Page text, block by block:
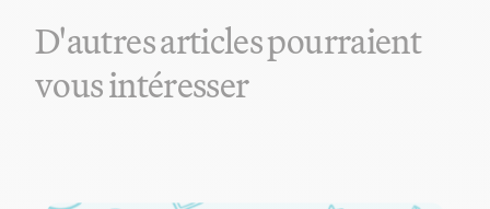
D'autres articles pourraient
vous intéresser